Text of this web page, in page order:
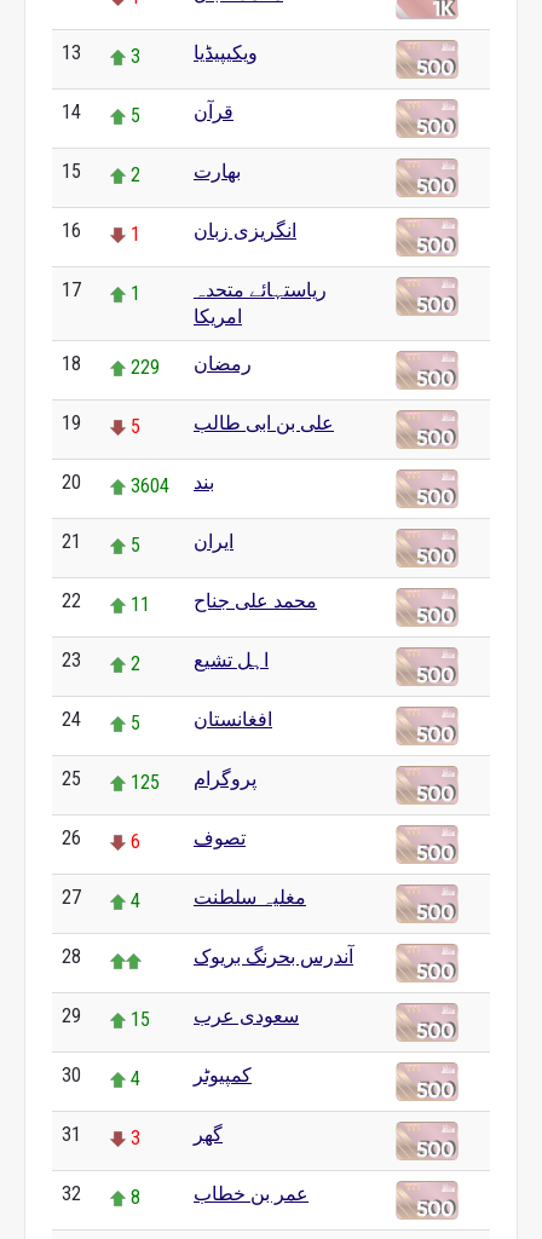
13 3 ویکیپیڈیا
14 5 قرآن
15 2 بھارت
16 1 انگریزی زبان
17 1
ریاستہائے متحدہ
امریکا
18 229 رمضان
19 5 علی بن ابی طالب
20 3604 بند
21 5 ایران
22 11 محمد علی جناح
23 2 اہل تشیع
24 5 افغانستان
25 125 پروگرام
26 6 تصوف
27 4 مغلیہ سلطنت
28 آندرس بحرنگ بریوک
29 15 سعودی عرب
30 4 کمپیوٹر
31 3 گھر
32 8 عمر بن خطاب